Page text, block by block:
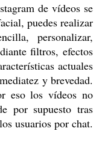
de vídeos se
puedes realizar
personalizar,
filtros, efectos
actuales
y brevedad.
eso los vídeos no
por supuesto tras
usuarios por chat.